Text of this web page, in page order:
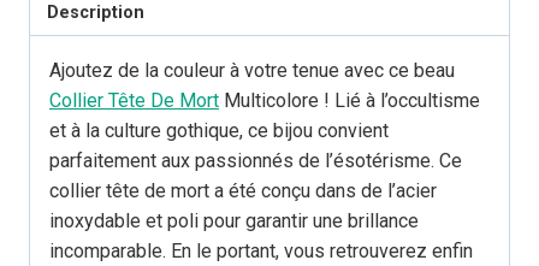
Description
Ajoutez de la couleur à votre tenue avec ce beau
Collier Tête De Mort Multicolore ! Lié à l’occultisme
et à la culture gothique, ce bijou convient
parfaitement aux passionnés de l’ésotérisme. Ce
collier tête de mort a été conçu dans de l’acier
inoxydable et poli pour garantir une brillance
incomparable. En le portant, vous retrouverez enfin